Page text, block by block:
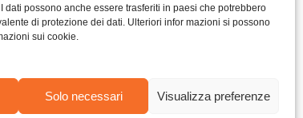
dati possono anche essere trasferiti in paesi che potrebbero
di protezione dei dati. Ulteriori infor mazioni si possono
sui cookie.
Solo necessari Visualizza preferenze